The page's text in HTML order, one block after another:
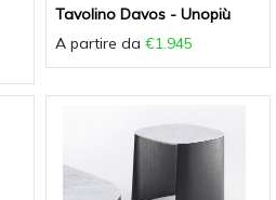
Tavolino Davos - Unopiù
A partire da €1.945